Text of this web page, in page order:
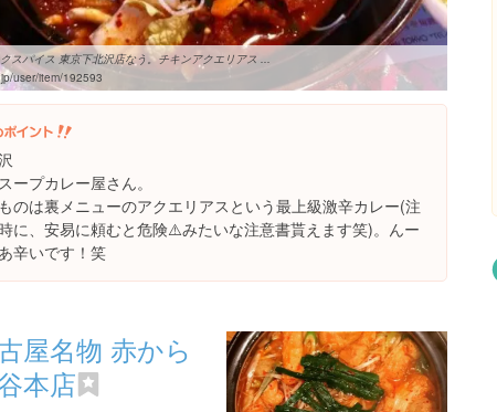
スパイス 東京下北沢店なう。チキンアクエリアス ...
user/item/192593
ープカレー屋さん。
のは裏メニューのアクエリアスという最上級激辛カレー(注
に、安易に頼むと危険⚠️みたいな注意書貰えます笑)。んー
辛いです！笑
屋名物 赤から
本店